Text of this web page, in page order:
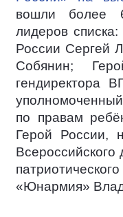
вошли более
лидеров
России Сергей
Собянин;
гендиректора
по правам
Герой России,
Всероссийского
«Юнармия»